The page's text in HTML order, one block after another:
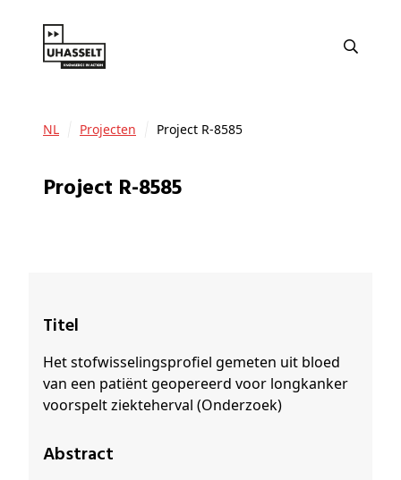
NL Projecten Project R-8585
Project R-8585
Titel
Het stofwisselingsprofiel gemeten uit bloed
van een patiënt geopereerd voor longkanker
voorspelt ziekteherval (Onderzoek)
Abstract